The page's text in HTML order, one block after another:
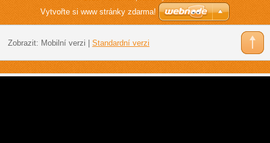
Vytvořte si www stránky zdarma!
Zobrazit: Mobilní verzi Standardní verzi